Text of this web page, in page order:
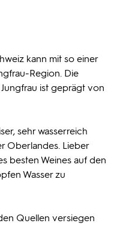
kann mit so einer
Region. Die
ist geprägt von
sehr wasserreich
Oberlandes. Lieber
besten Weines auf den
Wasser zu
Quellen versiegen